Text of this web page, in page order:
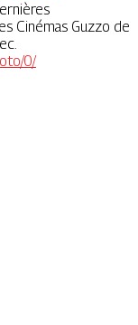
Cinémas Guzzo de
0/